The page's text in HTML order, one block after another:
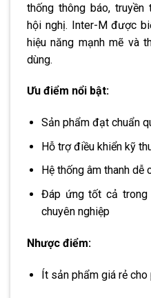
thống thông báo, truyền
hội nghị. Inter-M được
hiệu năng mạnh mẽ và
dùng.
Ưu điểm nổi bật:
Sản phẩm đạt chuẩn
Hỗ trợ điều khiển kỹ
Hệ thống âm thanh dễ
Đáp ứng tốt cả trong
chuyên nghiệp
Nhược điểm:
Ít sản phẩm giá rẻ cho